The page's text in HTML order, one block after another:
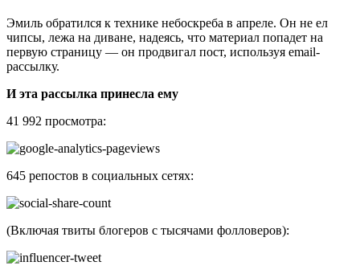
Эмиль обратился к технике небоскреба в апреле. Он не ел
чипсы, лежа на диване, надеясь, что материал попадет на
первую страницу — он продвигал пост, используя email-
рассылку.
И эта рассылка принесла ему
41 992 просмотра:
645 репостов в социальных сетях:
(Включая твиты блогеров с тысячами фолловеров):